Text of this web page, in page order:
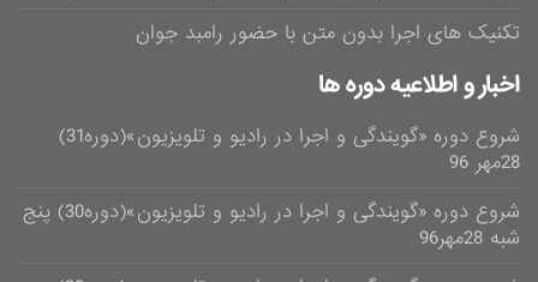
تکنیک های اجرا بدون متن با حضور رامبد جوان
اخبار و اطلاعیه دوره ها
شروع دوره «گویندگی و اجرا در رادیو و تلویزیون»(دوره31)
28مهر 96
شروع دوره «گویندگی و اجرا در رادیو و تلویزیون»(دوره30) پنج
شبه 28مهر96